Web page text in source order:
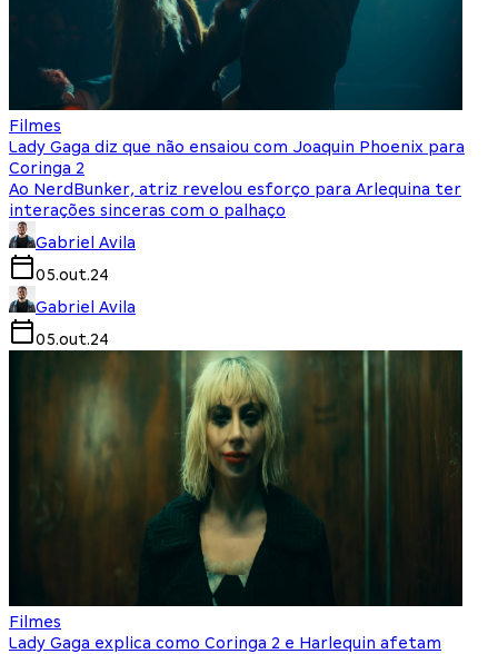
Filmes
Lady Gaga diz que não ensaiou com Joaquin Phoenix para
Coringa 2
Ao NerdBunker, atriz revelou esforço para Arlequina ter
interações sinceras com o palhaço
Gabriel Avila
05.out.24
Gabriel Avila
05.out.24
Filmes
Lady Gaga explica como Coringa 2 e Harlequin afetam